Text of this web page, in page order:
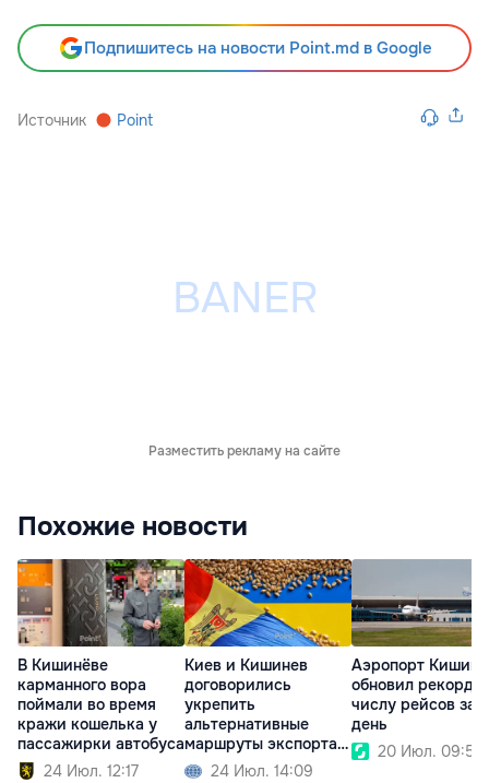
Подпишитесь на новости Point.md в Google
Источник Point
Разместить рекламу на сайте
Похожие новости
В Кишинёве
карманного вора
поймали во время
кражи кошелька у
пассажирки автобуса
24 Июл. 12:17
Киев и Кишинев
договорились
укрепить
альтернативные
маршруты экспорта
зерна24 Июл. 14:09
Аэропорт
обновил рекорд
числу рейсов за
день
20 Июл. 09:50